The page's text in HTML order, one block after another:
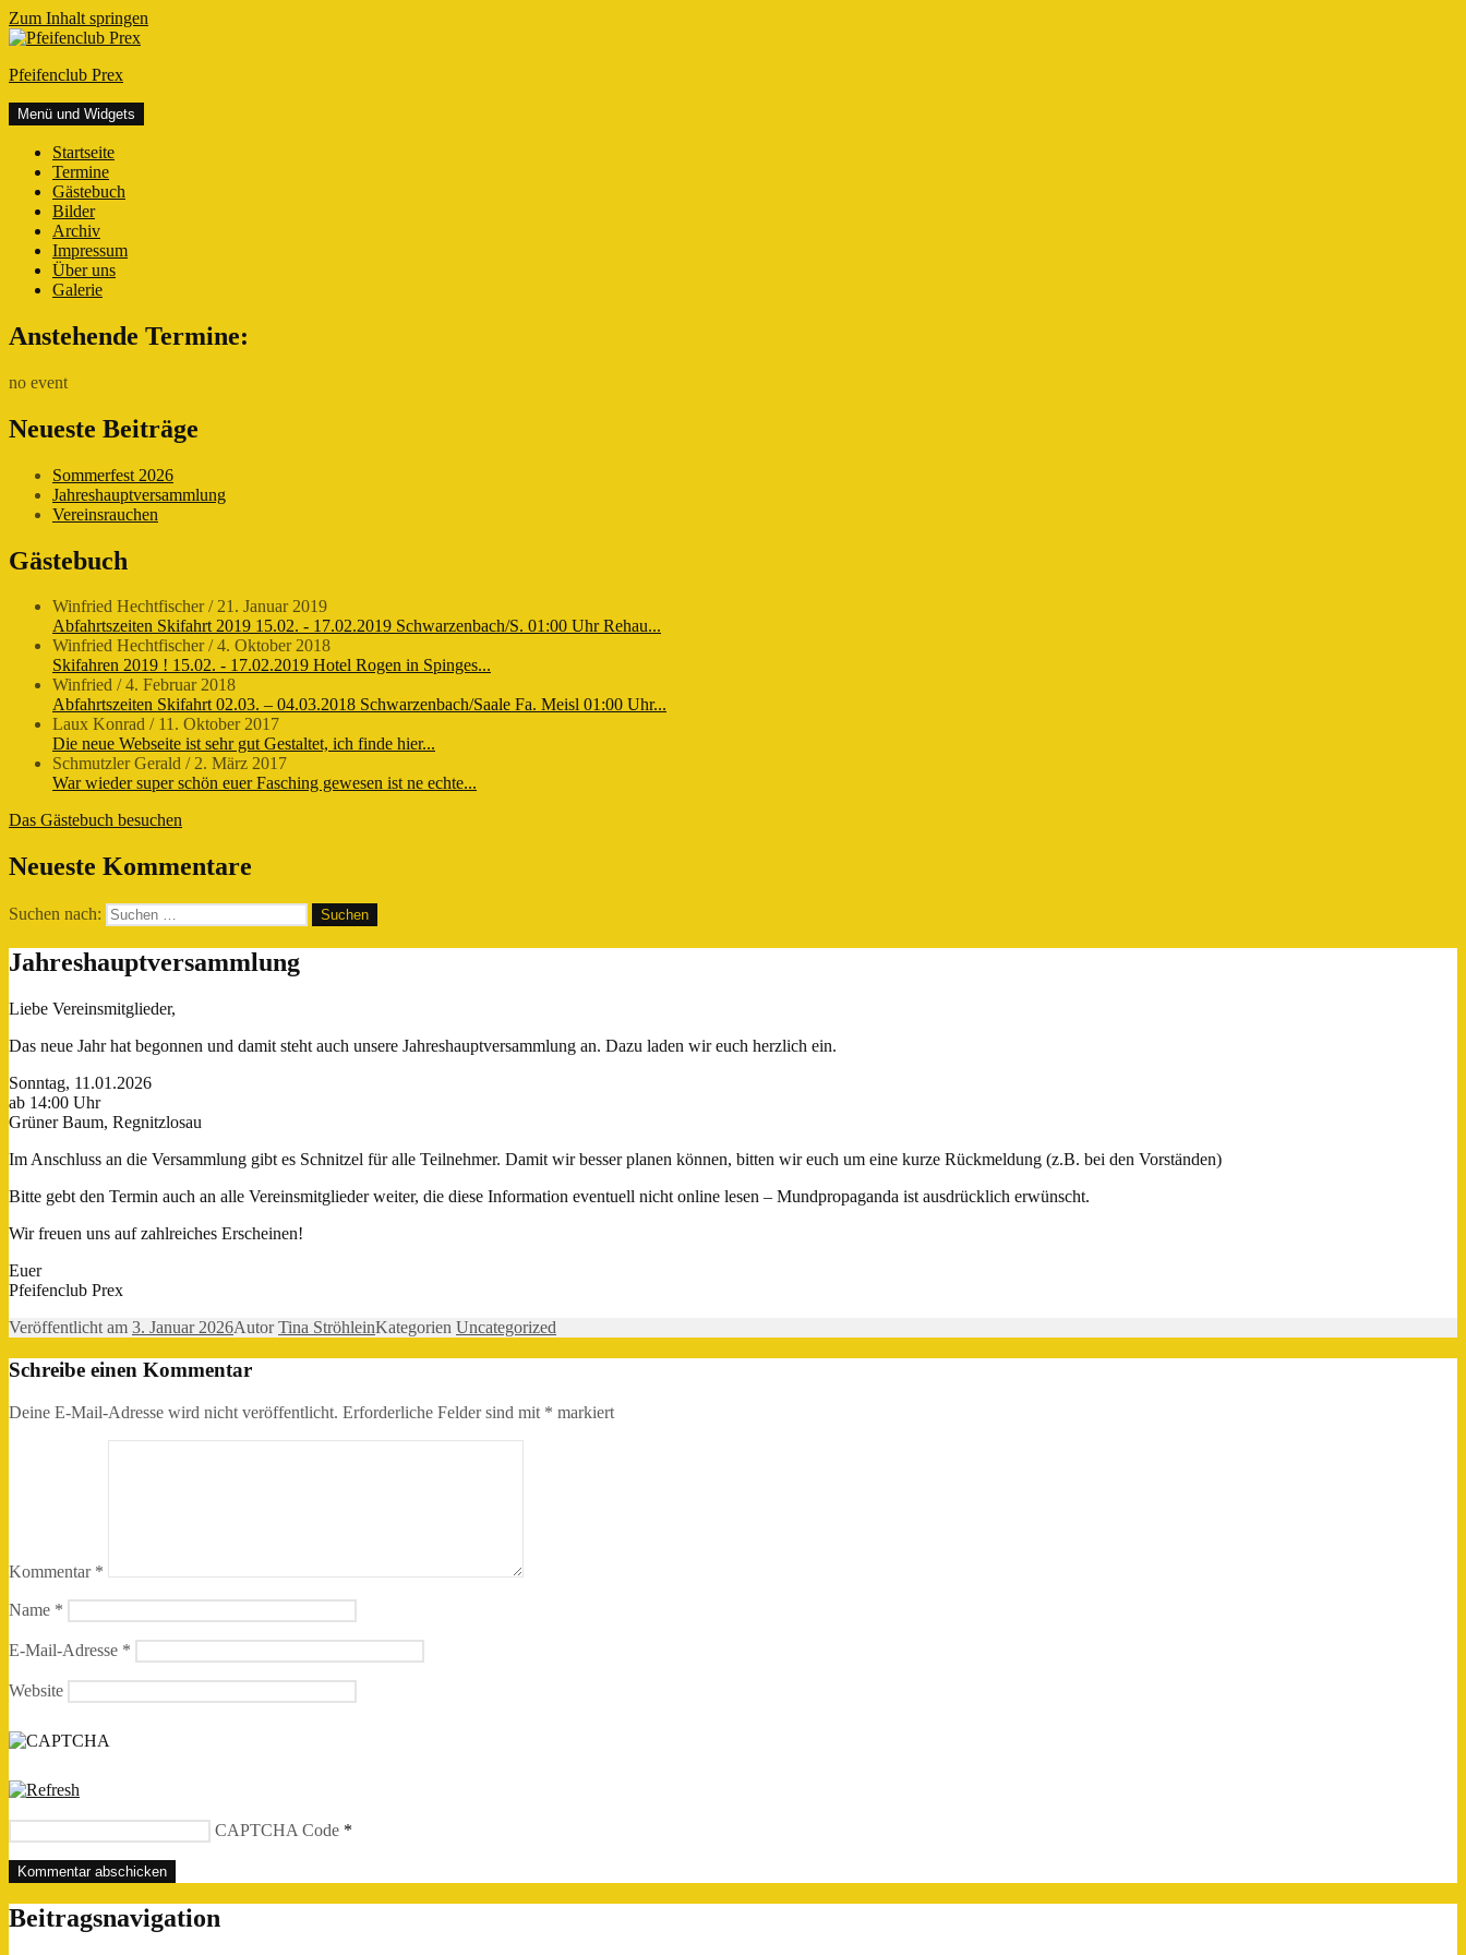
Zum Inhalt springen
Pfeifenclub Prex
Menü und Widgets
Startseite
Termine
Gästebuch
Bilder
Archiv
Impressum
Über uns
Galerie
Anstehende Termine:
no event
Neueste Beiträge
Sommerfest 2026
Jahreshauptversammlung
Vereinsrauchen
Gästebuch
Winfried Hechtfischer/21. Januar 2019
Abfahrtszeiten Skifahrt 2019 15.02. - 17.02.2019 Schwarzenbach/S. 01:00 Uhr Rehau...
Winfried Hechtfischer/4. Oktober 2018
Skifahren 2019 ! 15.02. - 17.02.2019 Hotel Rogen in Spinges...
Winfried /4. Februar 2018
Abfahrtszeiten Skifahrt 02.03. – 04.03.2018 Schwarzenbach/Saale Fa. Meisl 01:00 Uhr...
Laux Konrad / 11. Oktober 2017
Die neue Webseite ist sehr gut Gestaltet, ich finde hier...
Schmutzler Gerald /2. März 2017
War wieder super schön euer Fasching gewesen ist ne echte...
Das Gästebuch besuchen
Neueste Kommentare
Suchen nach:
Jahreshauptversammlung
Liebe Vereinsmitglieder,
Das neue Jahr hat begonnen und damit steht auch unsere Jahreshauptversammlung an. Dazu laden wir euch herzlich ein.
Sonntag, 11.01.2026
ab 14:00 Uhr
Grüner Baum, Regnitzlosau
Im Anschluss an die Versammlung gibt es Schnitzel für alle Teilnehmer. Damit wir besser planen können, bitten wir euch um eine kurze Rückmeldung (z.B. bei den Vorständen)
Bitte gebt den Termin auch an alle Vereinsmitglieder weiter, die diese Information eventuell nicht online lesen – Mundpropaganda ist ausdrücklich erwünscht.
Wir freuen uns auf zahlreiches Erscheinen!
Euer
Pfeifenclub Prex
Veröffentlicht am 3. Januar 2026AutorTina StröhleinKategorien Uncategorized
Schreibe einen Kommentar
Deine E-Mail-Adresse wird nicht veröffentlicht. Erforderliche Felder sind mit * markiert
Kommentar *
Name *
E-Mail-Adresse *
Website
CAPTCHA Code *
Beitragsnavigation